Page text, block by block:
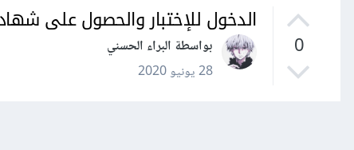
0
الدخول للإختبار والحصول على
بواسطة البراء الحسني
28 يونيو 2020